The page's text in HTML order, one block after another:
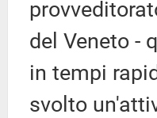
del Veneto -
in tempi
svolto